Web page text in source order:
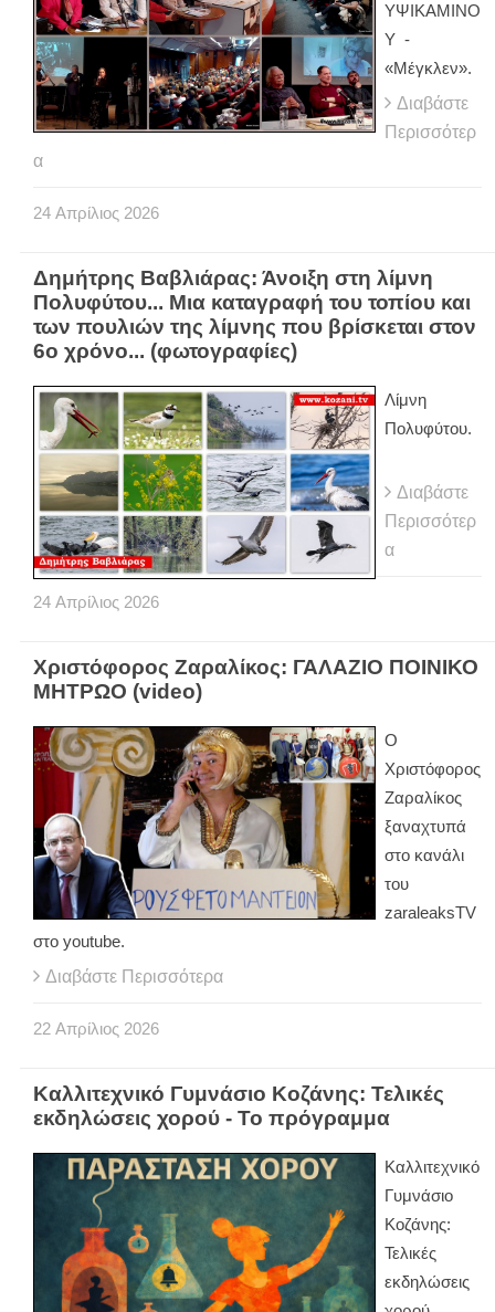
ΥΨΙΚΑΜΙΝΟ
Υ -
«Μέγκλεν».
Διαβάστε
Περισσότερ
α
24 Απρίλιος 2026
Δημήτρης Βαβλιάρας: Άνοιξη στη λίμνη
Πολυφύτου... Μια καταγραφή του τοπίου και
των πουλιών της λίμνης που βρίσκεται στον
6ο χρόνο... (φωτογραφίες)
Λίμνη
Πολυφύτου.
Διαβάστε
Περισσότερ
α
24 Απρίλιος 2026
Χριστόφορος Ζαραλίκος: ΓΑΛΑΖΙΟ ΠΟΙΝΙΚΟ
ΜΗΤΡΩΟ (video)
Ο
Χριστόφορος
Ζαραλίκος
ξαναχτυπά
στο κανάλι
του
zaraleaksTV
στο youtube.
Διαβάστε Περισσότερα
22 Απρίλιος 2026
Καλλιτεχνικό Γυμνάσιο Κοζάνης: Τελικές
εκδηλώσεις χορού - Το πρόγραμμα
Καλλιτεχνικό
Γυμνάσιο
Κοζάνης:
Τελικές
εκδηλώσεις